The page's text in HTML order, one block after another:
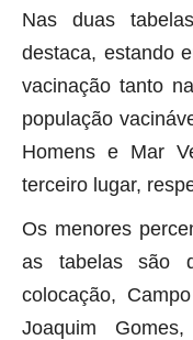
Nas duas
destaca, estando
vacinação tanto
população
Homens e Mar
terceiro lugar,
Os menores
as tabelas são
colocação,
Joaquim